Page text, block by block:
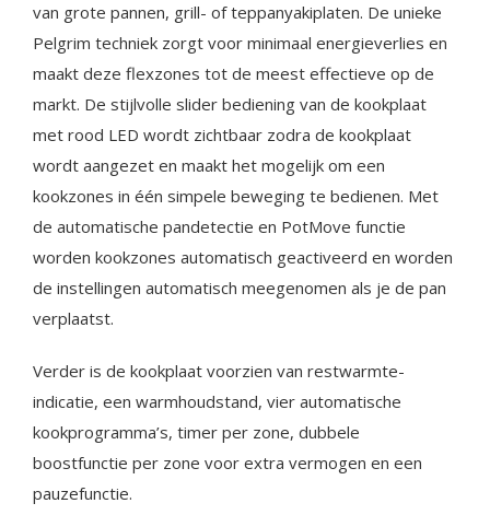
van grote pannen, grill- of teppanyakiplaten. De unieke
Pelgrim techniek zorgt voor minimaal energieverlies en
maakt deze flexzones tot de meest effectieve op de
markt. De stijlvolle slider bediening van de kookplaat
met rood LED wordt zichtbaar zodra de kookplaat
wordt aangezet en maakt het mogelijk om een
kookzones in één simpele beweging te bedienen. Met
de automatische pandetectie en PotMove functie
worden kookzones automatisch geactiveerd en worden
de instellingen automatisch meegenomen als je de pan
verplaatst.
Verder is de kookplaat voorzien van restwarmte-
indicatie, een warmhoudstand, vier automatische
kookprogramma’s, timer per zone, dubbele
boostfunctie per zone voor extra vermogen en een
pauzefunctie.